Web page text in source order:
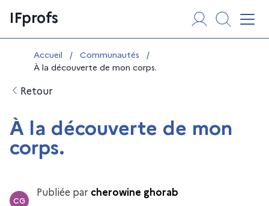
au
contenu
IFprofs
Vous êtes ici :
Accueil / Communautés
/
À la découverte de mon corps.
Retour
À la découverte de mon
corps.
CG
Publiée par cherowine ghorab